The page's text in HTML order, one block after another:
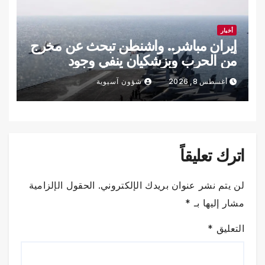
أخبار
إيران مباشر.. واشنطن تبحث عن مخرج
من الحرب وبزشكيان ينفي وجود
خلافات داخلية
أغسطس 8, 2026 شؤون آسيوية
اترك تعليقاً
لن يتم نشر عنوان بريدك الإلكتروني. الحقول الإلزامية
مشار إليها بـ *
التعليق *